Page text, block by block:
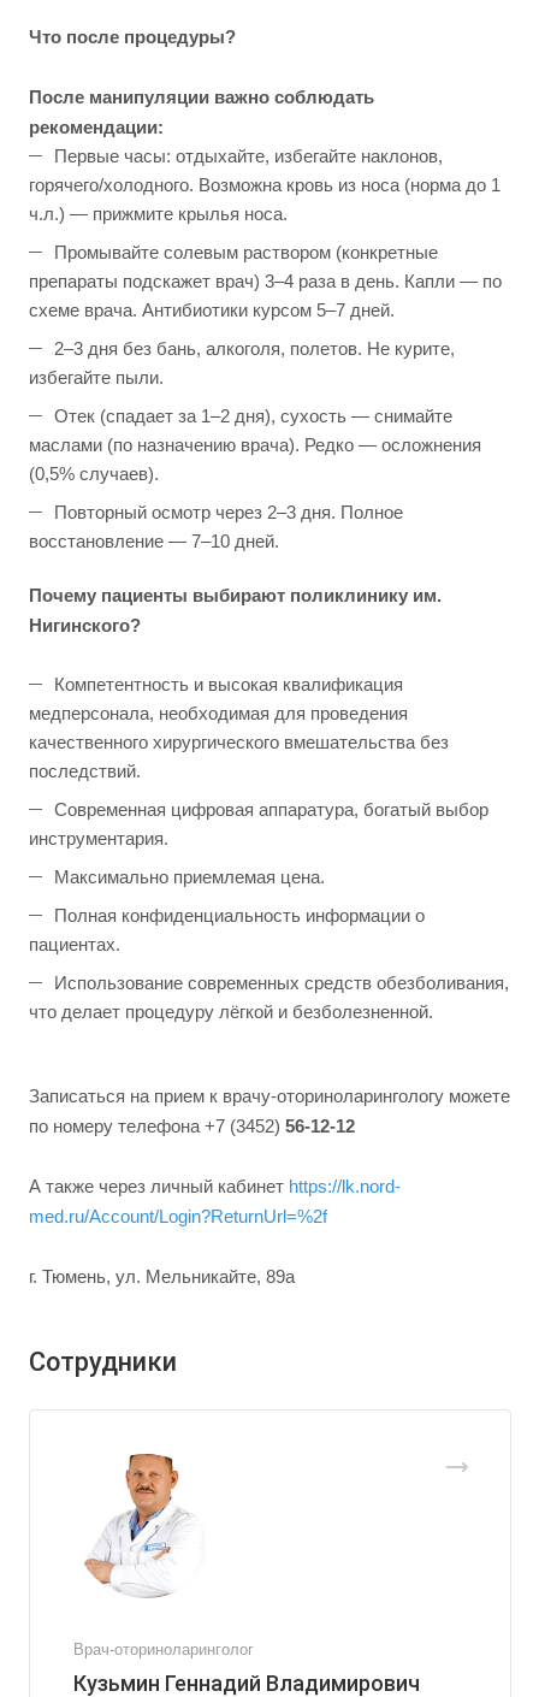
Что после процедуры?
После манипуляции важно соблюдать
рекомендации:
Первые часы: отдыхайте, избегайте наклонов,
горячего/холодного. Возможна кровь из носа (норма до 1
ч.л.) — прижмите крылья носа.
Промывайте солевым раствором (конкретные
препараты подскажет врач) 3–4 раза в день. Капли — по
схеме врача. Антибиотики курсом 5–7 дней.
2–3 дня без бань, алкоголя, полетов. Не курите,
избегайте пыли.
Отек (спадает за 1–2 дня), сухость — снимайте
маслами (по назначению врача). Редко — осложнения
(0,5% случаев).
Повторный осмотр через 2–3 дня. Полное
восстановление — 7–10 дней.
Почему пациенты выбирают поликлинику им.
Нигинского?
Компетентность и высокая квалификация
медперсонала, необходимая для проведения
качественного хирургического вмешательства без
последствий.
Современная цифровая аппаратура, богатый выбор
инструментария.
Максимально приемлемая цена.
Полная конфиденциальность информации о
пациентах.
Использование современных средств обезболивания,
что делает процедуру лёгкой и безболезненной.
Записаться на прием к врачу-оториноларингологу можете
по номеру телефона +7 (3452) 56-12-12
А также через личный кабинет https://lk.nord-
med.ru/Account/Login?ReturnUrl=%2f
г. Тюмень, ул. Мельникайте, 89а
Сотрудники
Врач-оториноларинголог
Кузьмин Геннадий Владимирович